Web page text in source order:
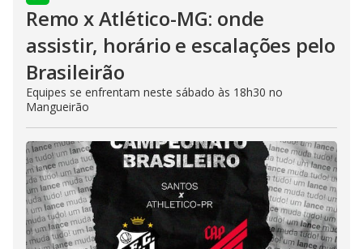
Remo x Atlético-MG: onde
assistir, horário e escalações pelo
Brasileirão
Equipes se enfrentam neste sábado às 18h30 no
Mangueirão